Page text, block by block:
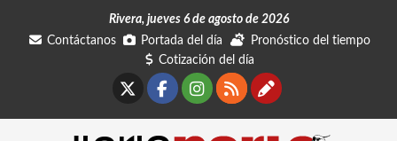
Rivera, jueves 6 de agosto de 2026
Contáctanos
Portada del día
Pronóstico del tiempo
Cotización del día
Facebook
Instagram
RSSContáctanos